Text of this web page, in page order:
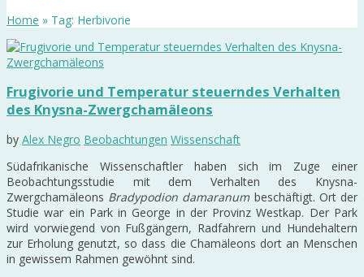
Home » Tag: Herbivorie
Frugivorie und Temperatur steuerndes Verhalten
des Knysna-Zwergchamäleons
by Alex Negro Beobachtungen Wissenschaft
Südafrikanische Wissenschaftler haben sich im Zuge einer
Beobachtungsstudie mit dem Verhalten des Knysna-
Zwergchamäleons Bradypodion damaranumbeschäftigt. Ort der
Studie war ein Park in George in der Provinz Westkap. Der Park
wird vorwiegend von Fußgängern, Radfahrern und Hundehaltern
zur Erholung genutzt, so dass die Chamäleons dort an Menschen
in gewissem Rahmen gewöhnt sind.